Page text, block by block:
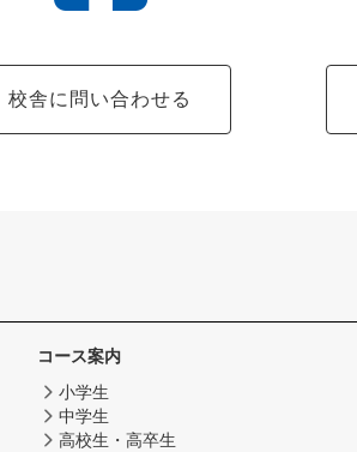
校舎に問い合わせる
コース案内
小学生
中学生
高校生・高卒生